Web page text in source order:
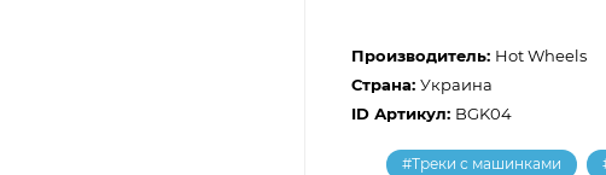
Производитель: Hot Wheels
Страна: Украина
ID Артикул: BGK04
#Треки с машинками